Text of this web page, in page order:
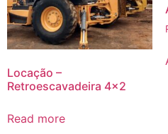
Locação –
Retroescavadeira 4×2
Read more